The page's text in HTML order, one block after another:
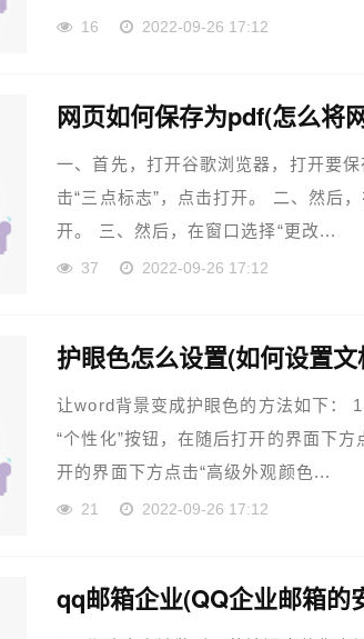
16 2022-09-26 17:12
网页如何保存为pdf(怎么将
一、首先，打开谷歌浏览器，打开要
击“三点标志”，点击打开。 二、然后
开。 三、然后，在窗口选择“更改...
37 2022-09-26 17:12
护眼色怎么设置(如何设置
让word背景变成护眼色的方法如下：
“个性化”按钮，在随后打开的界面下
开的界面下方点击“高级外观颜色...
21 2022-09-26 17:12
qq邮箱企业(QQ企业邮箱的